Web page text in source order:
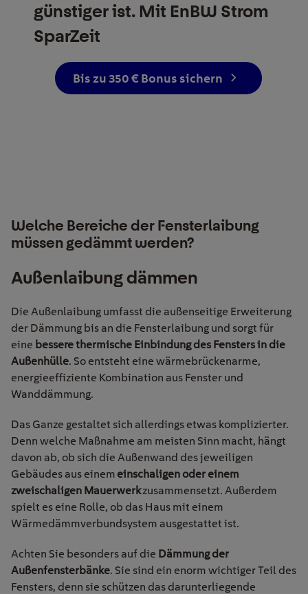
günstiger ist. Mit EnBW Strom
SparZeit
Bis zu 350 € Bonus sichern
Welche Bereiche der Fensterlaibung
müssen gedämmt werden?
Außenlaibung dämmen
Die Außenlaibung umfasst die außenseitige Erweiterung
der Dämmung bis an die Fensterlaibung und sorgt für
eine bessere thermische Einbindung des Fensters in die
Außenhülle. So entsteht eine wärmebrückenarme,
energieeffiziente Kombination aus Fenster und
Wanddämmung.
Das Ganze gestaltet sich allerdings etwas komplizierter.
Denn welche Maßnahme am meisten Sinn macht, hängt
davon ab, ob sich die Außenwand des jeweiligen
Gebäudes aus einem einschaligen oder einem
zweischaligen Mauerwerkzusammensetzt. Außerdem
spielt es eine Rolle, ob das Haus mit einem
Wärmedämmverbundsystem ausgestattet ist.
Achten Sie besonders auf die Dämmung der
Außenfensterbänke. Sie sind ein enorm wichtiger Teil des
Fensters, denn sie schützen das darunterliegende